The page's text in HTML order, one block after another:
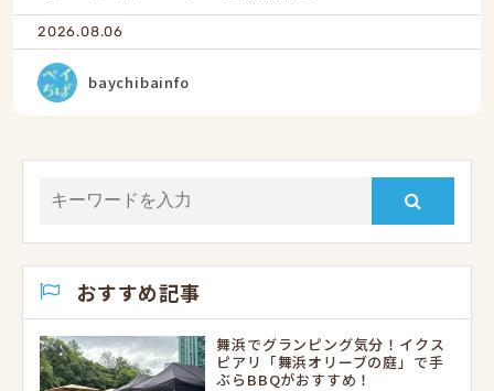
2026.08.06
baychibainfo
おすすめ記事
舞浜でグランピング気分！イクス
ピアリ「舞浜オリーブの庭」で手
ぶらBBQがおすすめ！